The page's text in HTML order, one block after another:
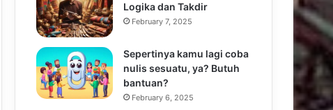
Logika dan Takdir
February 7, 2025
Sepertinya kamu lagi coba
nulis sesuatu, ya? Butuh
bantuan?
February 6, 2025